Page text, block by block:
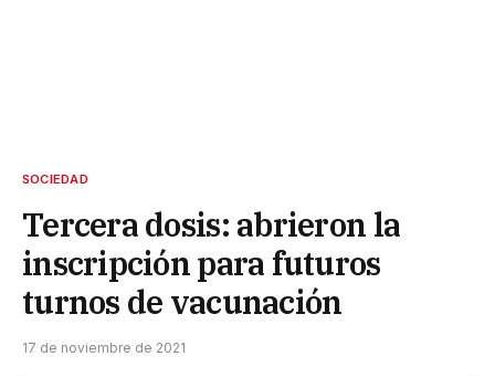
SOCIEDAD
Tercera dosis: abrieron la
inscripción para futuros
turnos de vacunación
17 de noviembre de 2021